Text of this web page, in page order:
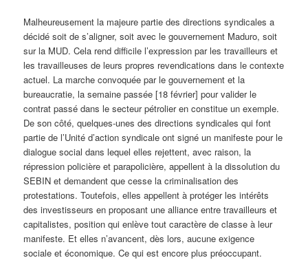
Malheureusement la majeure partie des directions syndicales a
décidé soit de s’aligner, soit avec le gouvernement Maduro, soit
sur la MUD. Cela rend difficile l’expression par les travailleurs et
les travailleuses de leurs propres revendications dans le contexte
actuel. La marche convoquée par le gouvernement et la
bureaucratie, la semaine passée [18 février] pour valider le
contrat passé dans le secteur pétrolier en constitue un exemple.
De son côté, quelques-unes des directions syndicales qui font
partie de l’Unité d’action syndicale ont signé un manifeste pour le
dialogue social dans lequel elles rejettent, avec raison, la
répression policière et parapolicière, appellent à la dissolution du
SEBIN et demandent que cesse la criminalisation des
protestations. Toutefois, elles appellent à protéger les intérêts
des investisseurs en proposant une alliance entre travailleurs et
capitalistes, position qui enlève tout caractère de classe à leur
manifeste. Et elles n’avancent, dès lors, aucune exigence
sociale et économique. Ce qui est encore plus préoccupant.